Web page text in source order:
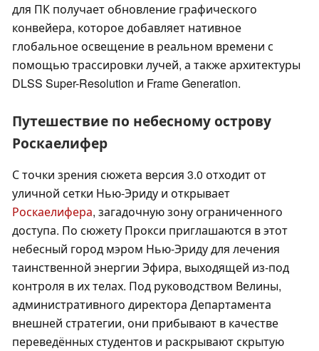
для ПК получает обновление графического
конвейера, которое добавляет нативное
глобальное освещение в реальном времени с
помощью трассировки лучей, а также архитектуры
DLSS Super-Resolution и Frame Generation.
Путешествие по небесному острову
Роскаелифер
С точки зрения сюжета версия 3.0 отходит от
уличной сетки Нью-Эриду и открывает
Роскаелифера, загадочную зону ограниченного
доступа. По сюжету Прокси приглашаются в этот
небесный город мэром Нью-Эриду для лечения
таинственной энергии Эфира, выходящей из-под
контроля в их телах. Под руководством Велины,
административного директора Департамента
внешней стратегии, они прибывают в качестве
переведённых студентов и раскрывают скрытую